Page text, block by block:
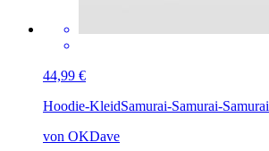
44,99 €
Hoodie-KleidSamurai-Samurai-Samurai
von OKDave